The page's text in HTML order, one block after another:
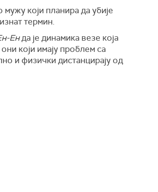
који планира да убије
термин.
Енда је динамика везе која
који имају проблем са
и физички дистанцирају од